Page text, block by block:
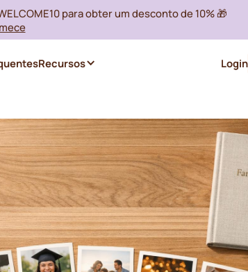
para obter um desconto de 10% 🎁
Login
Recursos